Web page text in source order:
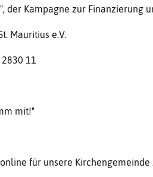
der Kampagne zur Finanzierung
Mauritius e.V.
11
mit!"
für unsere Kirchengemeinde